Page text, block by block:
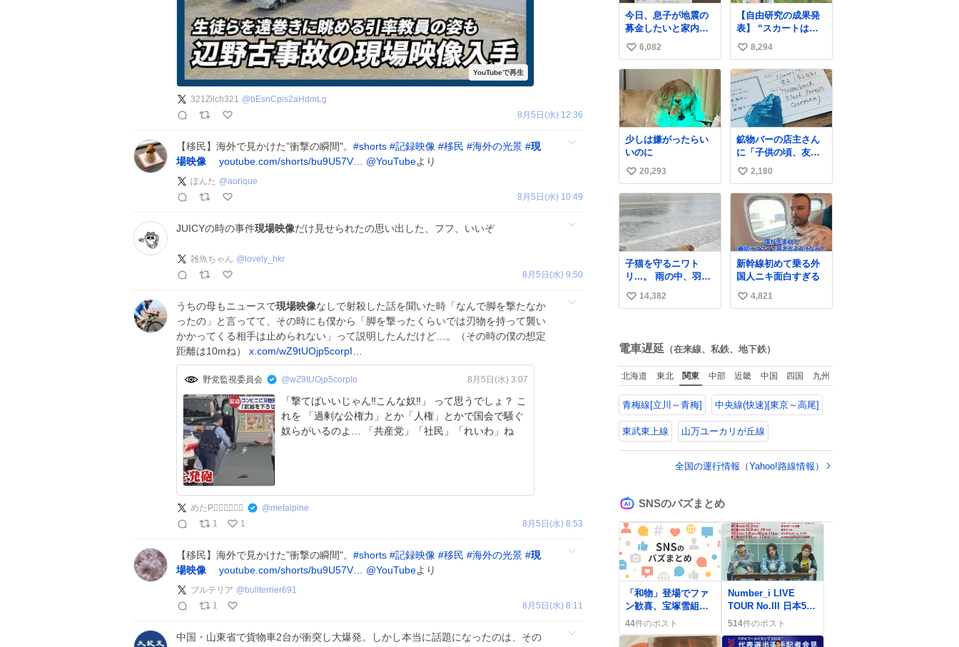
321Zilch321 @ bEsnCpis2aHdmLg
8月5日(水) 12:36
【移民】海外で見かけた”衝撃の瞬間"。 #shorts #記録映像 #移民 #海外の光景 #現
場映像
youtube.com/shorts/bu9U57V… @YouTubeより
ぽんた @aorique
8月5日(水) 10:49
JUICYの時の事件現場映像だけ見せられたの思い出した、フフ、いいぞ
雑魚ちゃん @ lovely_hkr
8月5日(水) 9:50
うちの母もニュースで現場映像なしで射殺した話を聞いた時「なんで脚を撃たなか
ったの」と言ってて、その時にも僕から「脚を撃ったくらいでは刃物を持って襲い
かかってくる相手は止められない」って説明したんだけど…。（その時の僕の想定
距離は10mね） x.com/wZ9tUOjp5corpI…
野党監視委員会 @wZ9tUOjp5corpIo 8月5日(水) 3:07
「撃てばいいじゃん‼️こんな奴‼️」 って思うでしょ？ こ
れを 「過剰な公権力」とか「人権」とかで国会で騒ぐ
奴らがいるのよ… 「共産党」「社民」「れいわ」ね
めたP🏊‍♂️🚴🏼🏃‍♂️ @metalpine
1
1 8月5日(水) 8:53
【移民】海外で見かけた”衝撃の瞬間"。 #shorts #記録映像 #移民 #海外の光景 #現
場映像
youtube.com/shorts/bu9U57V… @YouTubeより
ブルテリア @ bullterrier691
1
8月5日(水) 8:11
中国・山東省で貨物車2台が衝突し大爆発。しかし本当に話題になったのは、その
た！✨ スマホと小物
とペットボトルが入
るの最高すぎる🥹 し
かもスマホ入れ独立
してるしファスナー
ない！地味に嬉しい
やつ！！！
今日、息子が地震の
募金したいと家内と
郵便局に行ったみた
いです。おもちゃと
か買う選択肢もあっ
たと思うけど、自分
で貯めてた2万円を役
に立てて欲しい、み
んなも元気になって
欲しいと。家内も一
緒に募金したので、
自分も何かできたら
なぁと思いました。
い
い
数
6,082
【自由研究の成果発
表】 “スカートは回
転によって広がる
が、岡澤恋によって
270°までなら広がら
ずに回転が可能なこ
とが証明された！”
い
い
ね
数
8,294
少しは嫌がったらい
いのに
い
い
ね
数
20,293
鉱物バーの店主さん
に「子供の頃、友人
の土産で青い石を貰
って、それがすごく
気に入ってたのに、
いつかの引越しで無
くしてしまった」と
いう話をしたら、
「お土産で買ってき
たくらいの価格感な
ら、ドイツの黒い森
のフローライトか
な…」と当たりつけ
てもらった。確かに
い
い
ね
数
2,180
子猫を守るニワト
リ...。 雨の中、羽の
中に子猫を入れて守
る姿に感動した！！
い
数
14,382
新幹線初めて乗る外
国人ニキ面白すぎる
い
数
4,821
電車遅延 （在来線、私鉄、地下鉄）
北海道 東北 関東 中部 近畿 中国 四国 九州
青梅線[立川～青梅] 中央線(快速)[東京～高尾]
東武東上線 山万ユーカリが丘線
全国の運行情報（Yahoo!路線情報）
SNSのバズまとめ
「和物」登場でファ
ン歓喜、宝塚雪組
2027年公演ラインア
ップが話題に
44件のポスト
Number_i LIVE
TOUR No.III 日本5大
ドーム公演日程発表
にファン歓喜「日程
きたー！」
514件のポスト